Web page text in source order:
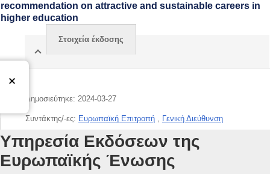
recommendation on attractive and sustainable careers in
higher education
Στοιχεία έκδοσης
Δημοσιεύτηκε: 2024-03-27
Συντάκτης/-ες: Ευρωπαϊκή Επιτροπή
Γενική Διεύθυνση
Εκπαίδευσης, Νεολαίας, Αθλητισμού και Πολιτισμού
Επιτροπή)
Υπηρεσία Εκδόσεων της
Ευρωπαϊκής Ένωσης